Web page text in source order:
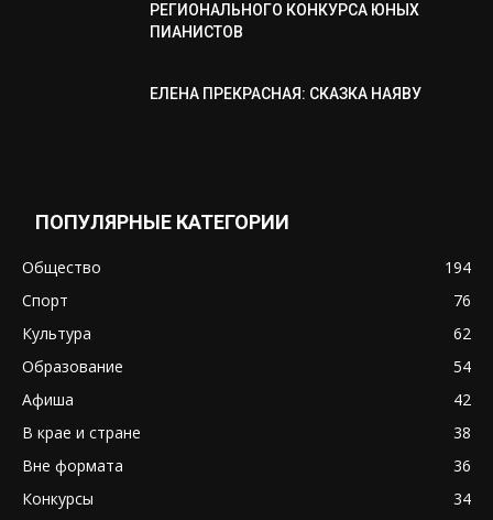
РЕГИОНАЛЬНОГО КОНКУРСА ЮНЫХ
ПИАНИСТОВ
ЕЛЕНА ПРЕКРАСНАЯ: СКАЗКА НАЯВУ
ПОПУЛЯРНЫЕ КАТЕГОРИИ
Общество
194
Спорт
76
Культура
62
Образование
54
Афиша
42
В крае и стране
38
Вне формата
36
Конкурсы
34